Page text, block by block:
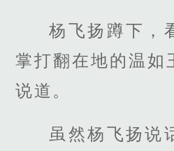
杨飞扬蹲下，
掌打翻在地的温如
说道。
虽然杨飞扬说